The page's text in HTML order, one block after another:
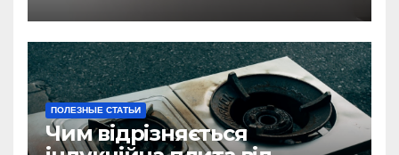
ПОЛЕЗНЫЕ СТАТЬИ
Чим відрізняється